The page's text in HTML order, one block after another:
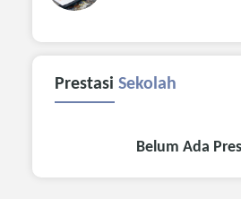
Prestasi Sekolah
Belum Ada